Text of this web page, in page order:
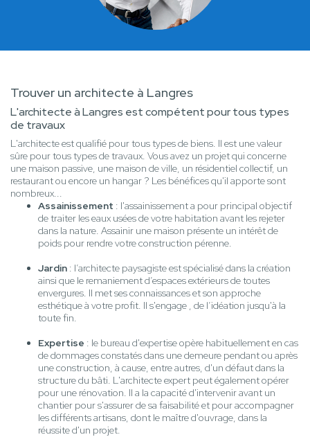
Trouver un architecte à Langres
L'architecte à Langres est compétent pour tous types
de travaux
L'architecte est qualifié pour tous types de biens. Il est une valeur
sûre pour tous types de travaux. Vous avez un projet qui concerne
une maison passive, une maison de ville, un résidentiel collectif, un
restaurant ou encore un hangar ? Les bénéfices qu'il apporte sont
nombreux...
Assainissement : l'assainissement a pour principal objectif
de traiter les eaux usées de votre habitation avant les rejeter
dans la nature. Assainir une maison présente un intérêt de
poids pour rendre votre construction pérenne.
Jardin : l’architecte paysagiste est spécialisé dans la création
ainsi que le remaniement d’espaces extérieurs de toutes
envergures. Il met ses connaissances et son approche
esthétique à votre profit. Il s'engage , de l’idéation jusqu'à la
toute fin.
Expertise : le bureau d'expertise opère habituellement en cas
de dommages constatés dans une demeure pendant ou après
une construction, à cause, entre autres, d'un défaut dans la
structure du bâti. L'architecte expert peut également opérer
pour une rénovation. Il a la capacité d'intervenir avant un
chantier pour s'assurer de sa faisabilité et pour accompagner
les différents artisans, dont le maître d'ouvrage, dans la
réussite d'un projet.